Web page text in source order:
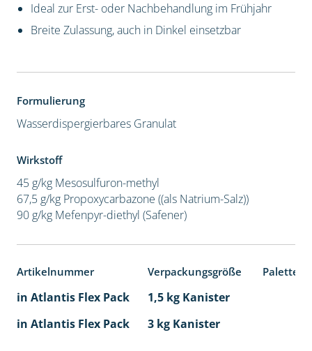
Ideal zur Erst- oder Nachbehandlung im Frühjahr
Breite Zulassung, auch in Dinkel einsetzbar
Formulierung
Wasserdispergierbares Granulat
Wirkstoff
45 g/kg Mesosulfuron-methyl
67,5 g/kg Propoxycarbazone ((als Natrium-Salz))
90 g/kg Mefenpyr-diethyl (Safener)
Artikelnummer Verpackungsgröße
in Atlantis Flex Pack
1,5 kg Kanister
in Atlantis Flex Pack
3 kg Kanister